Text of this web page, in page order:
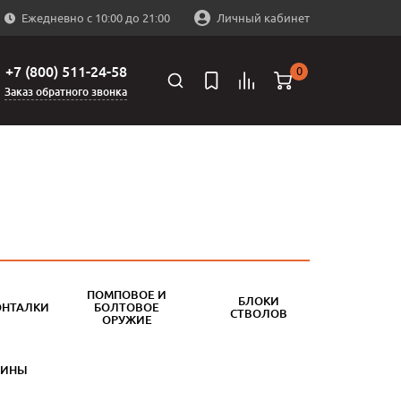
Ежедневно с 10:00 до 21:00 Личный кабинет
+7 (800) 511-24-58
Заказ обратного звонка
0
ПОМПОВОЕ И
БОЛТОВОЕ
ОРУЖИЕ
БЛОКИ
СТВОЛОВ